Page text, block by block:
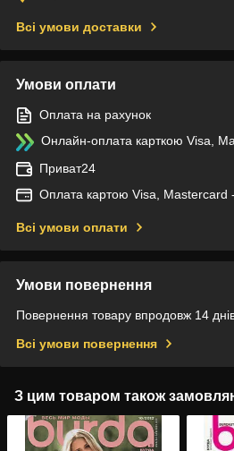
Всі умови доставки
Умови оплати
Оплата на рахунок
Онлайн-оплата карткою Visa,
Приват24
Оплата картою Visa, Mastercard
Всі умови оплати
Умови повернення
Повернення товару впродовж 14
Всі умови повернення
З цим товаром також